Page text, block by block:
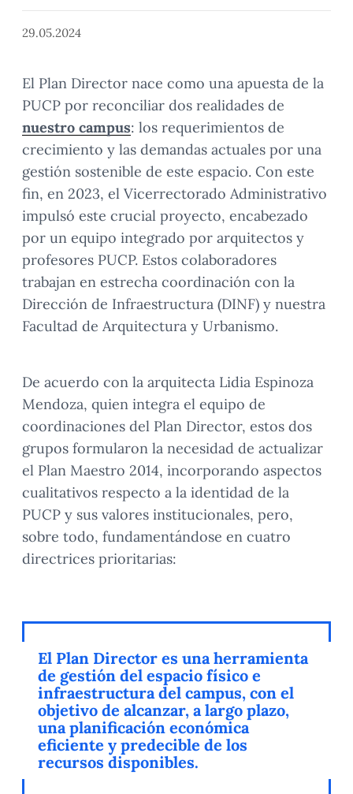
29.05.2024
El Plan Director nace como una apuesta de la
PUCP por reconciliar dos realidades de
nuestro campus: los requerimientos de
crecimiento y las demandas actuales por una
gestión sostenible de este espacio. Con este
fin, en 2023, el Vicerrectorado Administrativo
impulsó este crucial proyecto, encabezado
por un equipo integrado por arquitectos y
profesores PUCP. Estos colaboradores
trabajan en estrecha coordinación con la
Dirección de Infraestructura (DINF) y nuestra
Facultad de Arquitectura y Urbanismo.
De acuerdo con la arquitecta Lidia Espinoza
Mendoza, quien integra el equipo de
coordinaciones del Plan Director, estos dos
grupos formularon la necesidad de actualizar
el Plan Maestro 2014, incorporando aspectos
cualitativos respecto a la identidad de la
PUCP y sus valores institucionales, pero,
sobre todo, fundamentándose en cuatro
directrices prioritarias:
El Plan Director es una herramienta
de gestión del espacio físico e
infraestructura del campus, con el
objetivo de alcanzar, a largo plazo,
una planificación económica
eficiente y predecible de los
recursos disponibles.